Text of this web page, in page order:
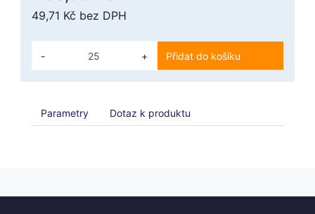
49,71 Kč bez DPH
- + Přidat do košíku
Parametry Dotaz k produktu